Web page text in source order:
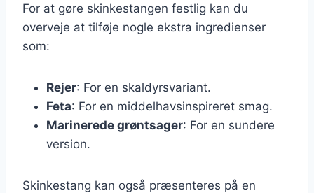
For at gøre skinkestangen festlig kan du
overveje at tilføje nogle ekstra ingredienser
som:
Rejer: For en skaldyrsvariant.
Feta: For en middelhavsinspireret smag.
Marinerede grøntsager: For en sundere
version.
Skinkestang kan også præsenteres på en